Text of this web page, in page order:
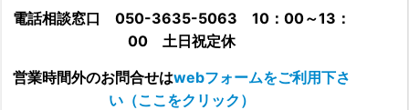
電話相談窓口 050-3635-5063 10：00～13：
00 土日祝定休
営業時間外のお問合せはwebフォームをご利用下さ
い（ここをクリック）